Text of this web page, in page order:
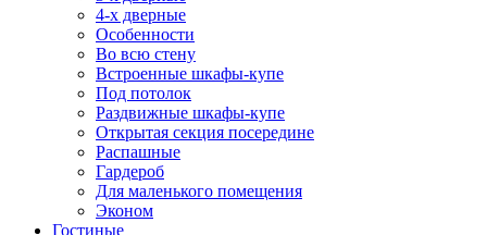
4-х дверные
Особенности
Во всю стену
Встроенные шкафы-купе
Под потолок
Раздвижные шкафы-купе
Открытая секция посередине
Распашные
Гардероб
Для маленького помещения
Эконом
Гостиные